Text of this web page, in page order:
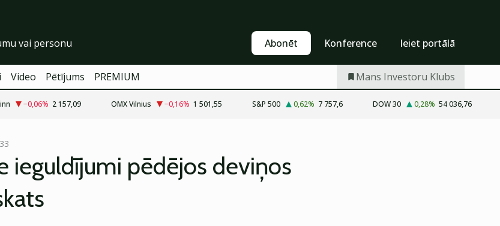
Abonēt Konference Ieiet portālā
Video Pētījums PREMIUM Mans Investoru Klubs
−0,06% 2 157,09 OMX Vilnius −0,16% 1 501,55 S&P 500 0,62% 7 757,6 DOW 30 0,28% 54 036,76
ieguldījumi pēdējos deviņos